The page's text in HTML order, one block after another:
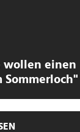
wollen einen
Sommerloch"